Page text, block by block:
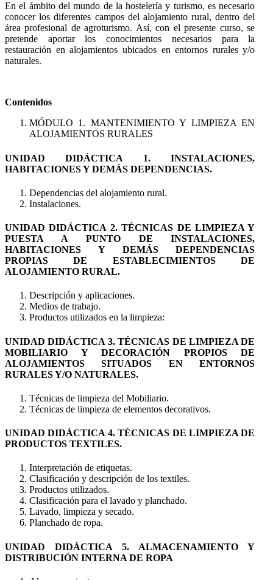
En el ámbito del mundo de la hostelería y turismo, es necesario
conocer los diferentes campos del alojamiento rural, dentro del
área profesional de agroturismo. Así, con el presente curso, se
pretende aportar los conocimientos necesarios para la
restauración en alojamientos ubicados en entornos rurales y/o
naturales.
Contenidos
MÓDULO 1. MANTENIMIENTO Y LIMPIEZA EN
ALOJAMIENTOS RURALES
UNIDAD DIDÁCTICA 1. INSTALACIONES,
HABITACIONES Y DEMÁS DEPENDENCIAS.
Dependencias del alojamiento rural.
Instalaciones.
UNIDAD DIDÁCTICA 2. TÉCNICAS DE LIMPIEZA Y
PUESTA A PUNTO DE INSTALACIONES,
HABITACIONES Y DEMÁS DEPENDENCIAS
PROPIAS DE ESTABLECIMIENTOS DE
ALOJAMIENTO RURAL.
Descripción y aplicaciones.
Medios de trabajo.
Productos utilizados en la limpieza:
UNIDAD DIDÁCTICA 3. TÉCNICAS DE LIMPIEZA DE
MOBILIARIO Y DECORACIÓN PROPIOS DE
ALOJAMIENTOS SITUADOS EN ENTORNOS
RURALES Y/O NATURALES.
Técnicas de limpieza del Mobiliario.
Técnicas de limpieza de elementos decorativos.
UNIDAD DIDÁCTICA 4. TÉCNICAS DE LIMPIEZA DE
PRODUCTOS TEXTILES.
Interpretación de etiquetas.
Clasificación y descripción de los textiles.
Productos utilizados.
Clasificación para el lavado y planchado.
Lavado, limpieza y secado.
Planchado de ropa.
UNIDAD DIDÁCTICA 5. ALMACENAMIENTO Y
DISTRIBUCIÓN INTERNA DE ROPA